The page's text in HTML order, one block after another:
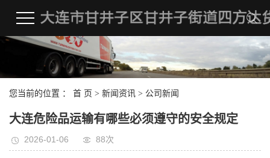
您当前的位置 ： 首 页 > 新闻资讯 > 公司新闻
大连危险品运输有哪些必须遵守的安全规定
2026-01-06 88次